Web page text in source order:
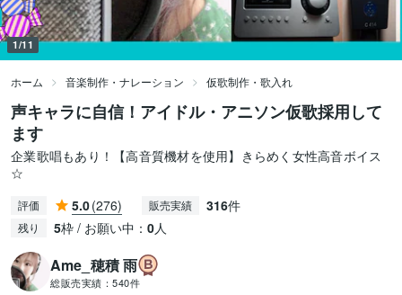
1/11
ホーム 音楽制作・ナレーション 仮歌制作・歌入れ
声キャラに自信！アイドル・アニソン仮歌採用して
ます
企業歌唱もあり！【高音質機材を使用】きらめく女性高音ボイス
☆
評価 5.0(276) 販売実績 316件
残り 5枠 / お願い中： 0人
Ame_穂積 雨
総販売実績： 540件